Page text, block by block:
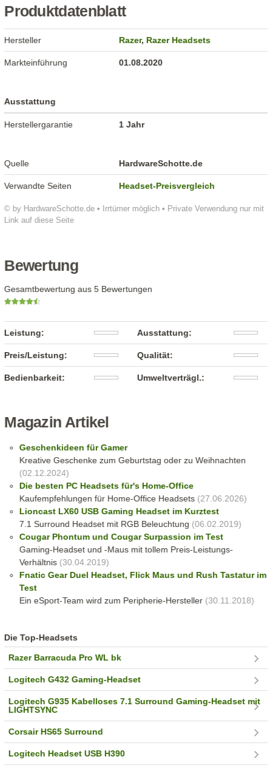
Produktdatenblatt
© by HardwareSchotte.de • Irrtümer möglich • Private Verwendung nur mit
Link auf diese Seite
Hersteller Razer,Razer Headsets
Markteinführung 01.08.2020
Ausstattung
Herstellergarantie 1 Jahr
Quelle HardwareSchotte.de
Verwandte Seiten Headset-Preisvergleich
Bewertung
Gesamtbewertung aus 5 Bewertungen
Leistung: Ausstattung:
Preis/Leistung: Qualität:
Bedienbarkeit: Umweltverträgl.:
Magazin Artikel
Geschenkideen für Gamer
Kreative Geschenke zum Geburtstag oder zu Weihnachten
(02.12.2024)
Die besten PC Headsets für's Home-Office
Kaufempfehlungen für Home-Office Headsets(27.06.2026)
Lioncast LX60 USB Gaming Headset im Kurztest
7.1 Surround Headset mit RGB Beleuchtung (06.02.2019)
Cougar Phontum und Cougar Surpassion im Test
Gaming-Headset und -Maus mit tollem Preis-Leistungs-
Verhältnis (30.04.2019)
Fnatic Gear Duel Headset, Flick Maus und Rush Tastatur im
Test
Ein eSport-Team wird zum Peripherie-Hersteller(30.11.2018)
Die Top-Headsets
Razer Barracuda Pro WL bk
Logitech G432 Gaming-Headset
Logitech G935 Kabelloses 7.1 Surround Gaming-Headset mit
LIGHTSYNC
Corsair HS65 Surround
Logitech Headset USB H390